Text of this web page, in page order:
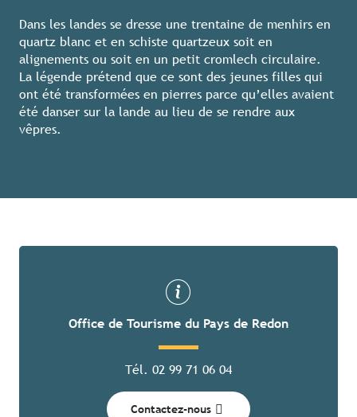
Dans les landes se dresse une trentaine de menhirs en
quartz blanc et en schiste quartzeux soit en
alignements ou soit en un petit cromlech circulaire.
La légende prétend que ce sont des jeunes filles qui
ont été transformées en pierres parce qu’elles avaient
été danser sur la lande au lieu de se rendre aux
vêpres.
Office de Tourisme du Pays de Redon
Tél. 02 99 71 06 04
Contactez-nous